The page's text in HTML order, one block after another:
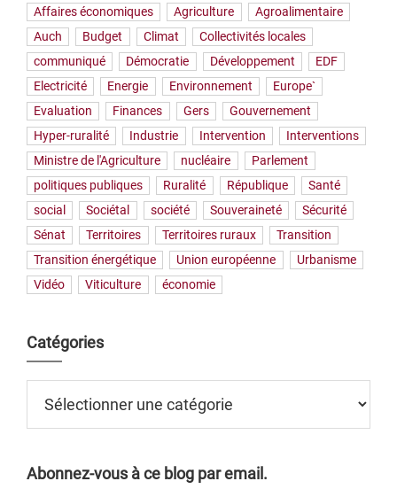
Affaires économiques Agriculture
Agroalimentaire
Auch
Budget Climat
Collectivités locales
communiqué
Démocratie Développement
EDF
Electricité
Energie Environnement
Europe`
Evaluation
Finances Gers
Gouvernement
Hyper-ruralité
Industrie Intervention
Interventions
Ministre de l'Agriculture
nucléaire
Parlement
politiques publiques
Ruralité République
Santé
social
Sociétal société Souveraineté
Sécurité
Sénat
Territoires Territoires ruraux
Transition
Transition énergétique
Union européenne
Urbanisme
Vidéo
Viticulture économie
Catégories
Abonnez-vous à ce blog par email.